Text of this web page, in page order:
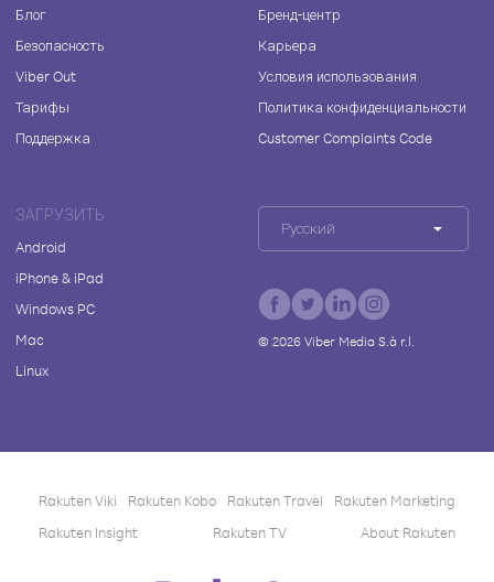
Блог
Безопасность
Viber Out
Тарифы
Поддержка
Бренд-центр
Карьера
Условия использования
Политика конфиденциальности
Customer Complaints Code
ЗАГРУЗИТЬ
Android
iPhone & iPad
Windows PC
Mac
Linux
Русский
© 2026Viber Media S.à r.l.
Rakuten Viki Rakuten Kobo Rakuten Travel
Rakuten Marketing
Rakuten Insight
Rakuten TV About Rakuten